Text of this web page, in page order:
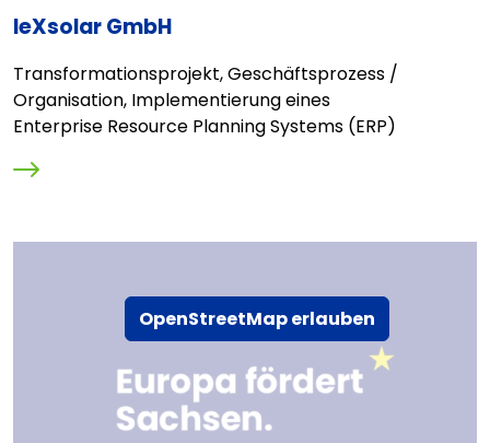
leXsolar GmbH
Transformationsprojekt, Geschäftsprozess /
Organisation, Implementierung eines
Enterprise Resource Planning Systems (ERP)
OpenStreetMap erlauben